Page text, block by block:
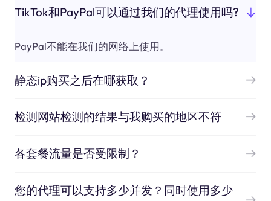
TikTok和PayPal可以通过我们的代理使用吗?
PayPal不能在我们的网络上使用。
静态ip购买之后在哪获取？
检测网站检测的结果与我购买的地区不符
各套餐流量是否受限制？
您的代理可以支持多少并发？同时使用多少